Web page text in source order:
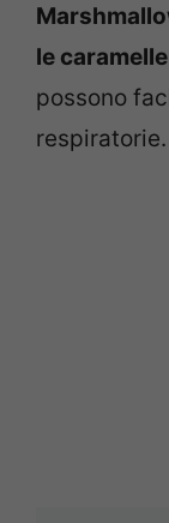
le caramelle
possono
respiratorie.